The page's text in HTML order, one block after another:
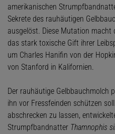
amerikanischen
Sekrete des rauhäutigen
ausgelöst. Diese Mutation macht
das stark toxische Gift ihrer
um Charles Hanifin von der
von Stanford in Kalifornien.
Der rauhäutige Gelbbauchmolch
ihn vor Fressfeinden schützen
abschrecken zu lassen,
Strumpfbandnatter Thamnophis